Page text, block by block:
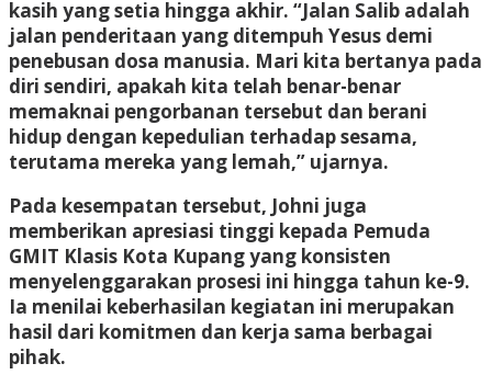
kasih yang setia hingga akhir. “Jalan Salib adalah
jalan penderitaan yang ditempuh Yesus demi
penebusan dosa manusia. Mari kita bertanya pada
diri sendiri, apakah kita telah benar-benar
memaknai pengorbanan tersebut dan berani
hidup dengan kepedulian terhadap sesama,
terutama mereka yang lemah,” ujarnya.
Pada kesempatan tersebut, Johni juga
memberikan apresiasi tinggi kepada Pemuda
GMIT Klasis Kota Kupang yang konsisten
menyelenggarakan prosesi ini hingga tahun ke-9.
Ia menilai keberhasilan kegiatan ini merupakan
hasil dari komitmen dan kerja sama berbagai
pihak.